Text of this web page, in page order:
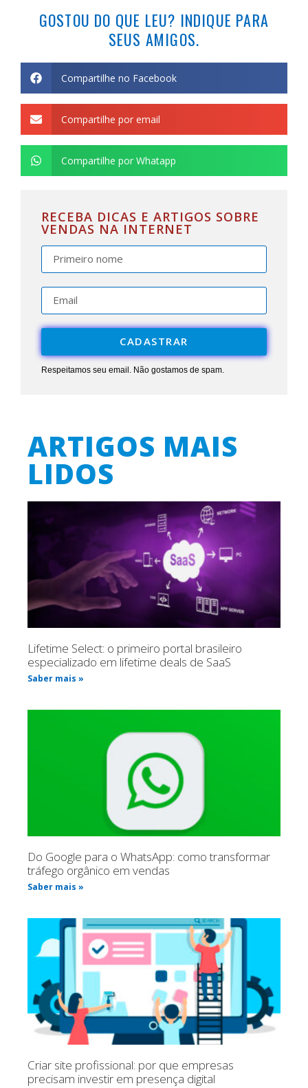
GOSTOU DO QUE LEU? INDIQUE PARA
SEUS AMIGOS.
Compartilhe no Facebook
Compartilhe por email
Compartilhe por Whatapp
RECEBA DICAS E ARTIGOS SOBRE
VENDAS NA INTERNET
CADASTRAR
Respeitamos seu email. Não gostamos de spam.
ARTIGOS MAIS
LIDOS
Lifetime Select: o primeiro portal brasileiro
especializado em lifetime deals de SaaS
Saber mais »
Do Google para o WhatsApp: como transformar
tráfego orgânico em vendas
Saber mais »
Criar site profissional: por que empresas
precisam investir em presença digital